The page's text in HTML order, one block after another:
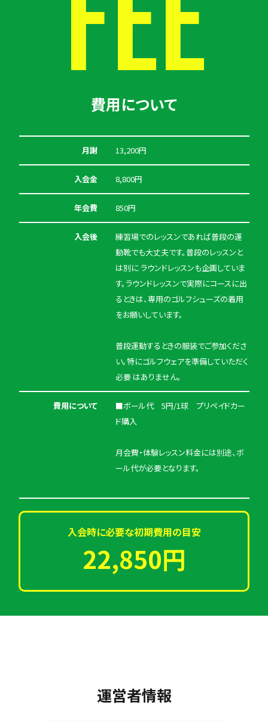
費用について
月謝 13,200円
入会金 8,800円
年会費 850円
入会後
練習場でのレッスンであれば普段の運
動靴でも大丈夫です。普段のレッスンと
は別に ラウンドレッスンも企画していま
す。ラウンドレッスンで実際にコースに出
るときは、専用のゴルフシューズの着用
をお願いしています。
普段運動するときの服装でご参加くださ
い。特にゴルフウェアを準備していただく
必要 はありません。
費用について
■ボール代 5円/1球 プリペイドカー
ド購入
月会費・体験レッスン料金には別途、ボ
ール代が必要となります。
入会時に必要な初期費用の目安
22,850円
運営者情報